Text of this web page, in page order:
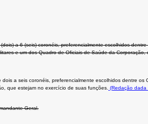
a 6 (seis) coronéis, preferencialmente escolhidos
e um dos Quadro de Oficiais de Saúde da
a seis coronéis, preferencialmente escolhidos dentre os
que estejam no exercício de suas funções. (Redação
Geral.